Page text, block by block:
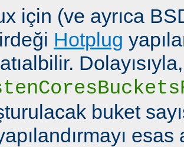
için (ve ayrıca
Hotplug
Dolayısıyla,
buket
esas